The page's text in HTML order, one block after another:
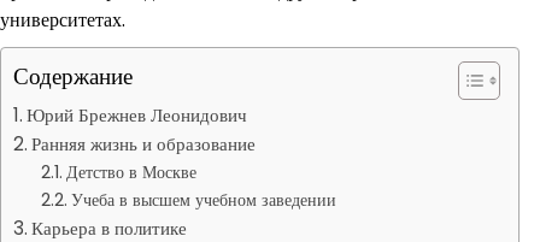
университетах.
Содержание
Юрий Брежнев Леонидович
Ранняя жизнь и образование
Детство в Москве
Учеба в высшем учебном заведении
Карьера в политике